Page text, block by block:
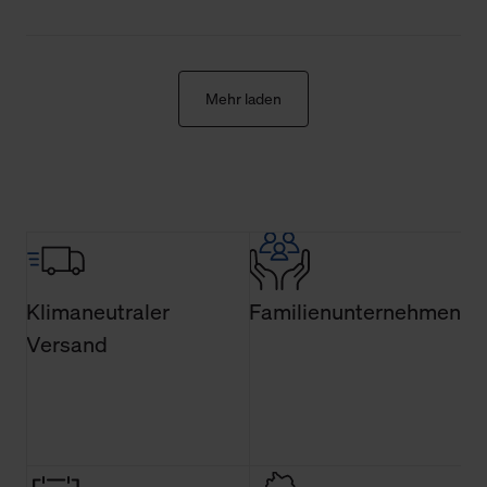
Weitere Informationen über Cookies und Web-
Technologien sowie die Nutzung Ihrer persönlichen Daten
finden Sie in unserer Datenschutzerklärung.
Mehr laden
Klimaneutraler
Versand
Familienunternehmen